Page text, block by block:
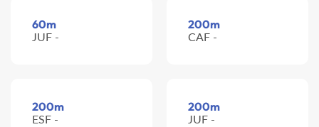
60m
JUF -
200m
CAF -
200m
ESF -
200m
JUF -